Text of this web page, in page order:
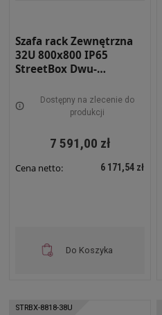
Szafa rack Zewnętrzna
32U 800x800 IP65
StreetBox Dwu-
STRBX-8815-32U
Dostępny na zlecenie do
produkcji
7 591,00 zł
Cena netto: 6 171,54 zł
Do Koszyka
STRBX-8818-38U